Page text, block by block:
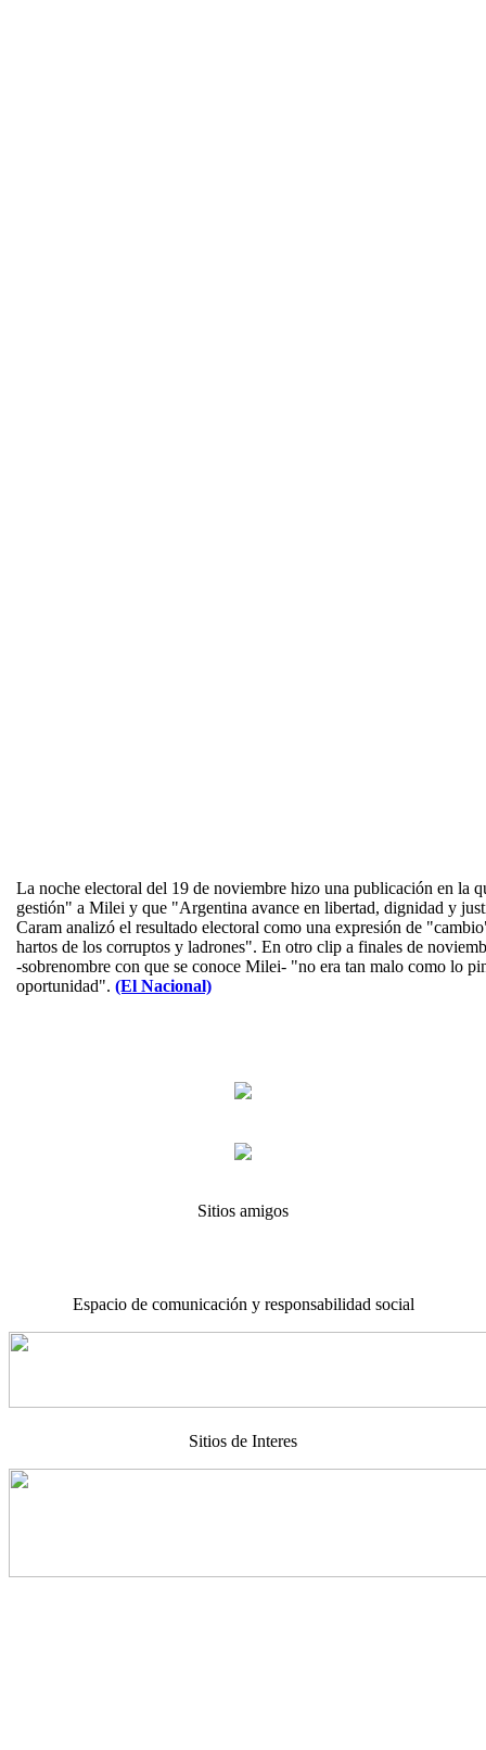
La noche electoral del 19 de noviembre hizo una publicación en la
gestión" a Milei y que "Argentina avance en libertad, dignidad y
Caram analizó el resultado electoral como una expresión de
hartos de los corruptos y ladrones". En otro clip a finales de
-sobrenombre con que se conoce Milei- "no era tan malo como lo
oportunidad". (El Nacional)
Sitios amigos
Espacio de comunicación y responsabilidad social
Sitios de Interes